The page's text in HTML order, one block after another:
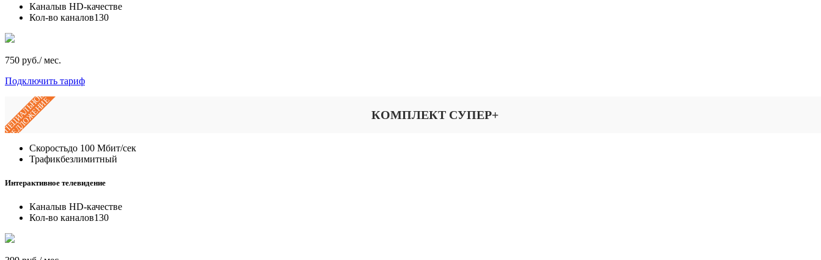
Каналыв HD-качестве
Кол-во каналов130
750 руб./ мес.
Подключить тариф
ПРЕДЛОЖЕНИЕ КОМПЛЕКТ СУПЕР+
Скоростьдо 100 Мбит/сек
Трафикбезлимитный
Интерактивное телевидение
Каналыв HD-качестве
Кол-во каналов130